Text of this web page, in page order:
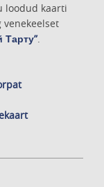
loodud kaarti
Тарту”.